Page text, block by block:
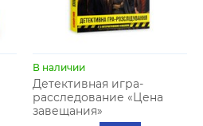
В наличии
Детективная игра-
расследование «Цена
завещания»